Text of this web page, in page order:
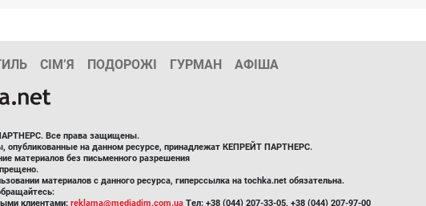
СІМ’Я ПОДОРОЖІ ГУРМАН АФІША
Все права защищены.
опубликованные на данном ресурсе, принадлежат КЕПРЕЙТ ПАРТНЕРС.
материалов без письменного разрешения
материалов с данного ресурса, гиперссылка на tochka.net обязательна.
клиентами: reklama@mediadim.com.ua Тел: +38 (044) 207-33-05, +38 (044) 207-97-00